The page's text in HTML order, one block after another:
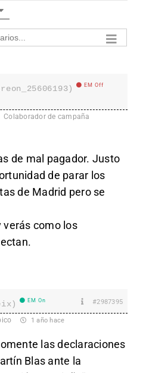
EM Off
Colaborador de campaña
de mal pagador. Justo
de parar los
de Madrid pero se
verás como los
EM On #2987395
1 año hace
las declaraciones
Blas ante la